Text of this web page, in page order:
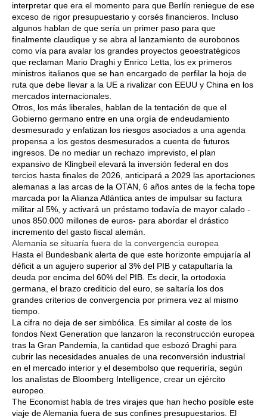
interpretar que era el momento para que Berlín reniegue de ese
exceso de rigor presupuestario y corsés financieros. Incluso
algunos hablan de que sería un primer paso para que
finalmente claudique y se abra al lanzamiento de eurobonos
como vía para avalar los grandes proyectos geoestratégicos
que reclaman Mario Draghi y Enrico Letta, los ex primeros
ministros italianos que se han encargado de perfilar la hoja de
ruta que debe llevar a la UE a rivalizar con EEUU y China en los
mercados internacionales.
Otros, los más liberales, hablan de la tentación de que el
Gobierno germano entre en una orgía de endeudamiento
desmesurado y enfatizan los riesgos asociados a una agenda
propensa a los gestos desmesurados a cuenta de futuros
ingresos. De no mediar un rechazo imprevisto, el plan
expansivo de Klingbeil elevará la inversión federal en dos
tercios hasta finales de 2026, anticipará a 2029 las aportaciones
alemanas a las arcas de la OTAN, 6 años antes de la fecha tope
marcada por la Alianza Atlántica antes de impulsar su factura
militar al 5%, y activará un préstamo todavía de mayor calado -
unos 850.000 millones de euros- para abordar el drástico
incremento del gasto fiscal alemán.
Alemania se situaría fuera de la convergencia europea
Hasta el Bundesbank alerta de que este horizonte empujaría al
déficit a un agujero superior al 3% del PIB y catapultaría la
deuda por encima del 60% del PIB. Es decir, la ortodoxia
germana, el brazo crediticio del euro, se saltaría los dos
grandes criterios de convergencia por primera vez al mismo
tiempo.
La cifra no deja de ser simbólica. Es similar al coste de los
fondos Next Generation que lanzaron la reconstrucción europea
tras la Gran Pandemia, la cantidad que esbozó Draghi para
cubrir las necesidades anuales de una reconversión industrial
en el mercado interior y el desembolso que requeriría, según
los analistas de Bloomberg Intelligence, crear un ejército
europeo.
The Economist habla de tres virajes que han hecho posible este
viaje de Alemania fuera de sus confines presupuestarios. El